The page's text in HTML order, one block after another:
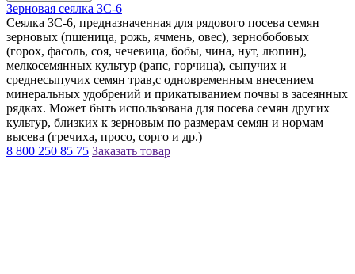
Зерновая сеялка ЗС-6
Сеялка ЗС-6, предназначенная для рядового посева семян
зерновых (пшеница, рожь, ячмень, овес), зернобобовых
(горох, фасоль, соя, чечевица, бобы, чина, нут, люпин),
мелкосемянных культур (рапс, горчица), сыпучих и
среднесыпучих семян трав,с одновременным внесением
минеральных удобрений и прикатыванием почвы в засеянных
рядках. Может быть использована для посева семян других
культур, близких к зерновым по размерам семян и нормам
высева (гречиха, просо, сорго и др.)
8 800 250 85 75 Заказать товар